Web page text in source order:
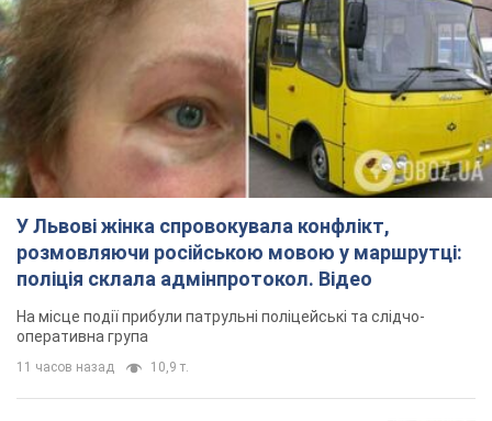
У Львові жінка спровокувала конфлікт,
розмовляючи російською мовою у маршрутці:
поліція склала адмінпротокол. Відео
На місце події прибули патрульні поліцейські та слідчо-
оперативна група
11 часов назад 10,9 т.